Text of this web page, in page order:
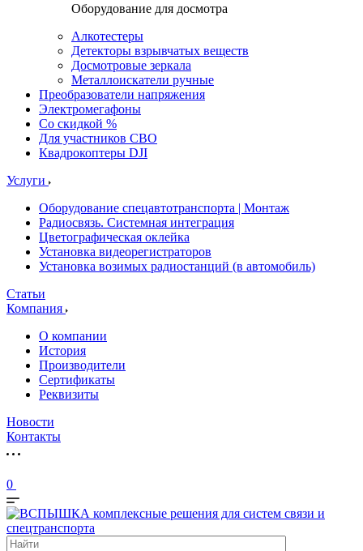
Оборудование для досмотра
Алкотестеры
Детекторы взрывчатых веществ
Досмотровые зеркала
Металлоискатели ручные
Преобразователи напряжения
Электромегафоны
Со скидкой %
Для участников СВО
Квадрокоптеры DJI
Услуги
Оборудование спецавтотранспорта | Монтаж
Радиосвязь. Системная интеграция
Цветографическая оклейка
Установка видеорегистраторов
Установка возимых радиостанций (в автомобиль)
Статьи
Компания
О компании
История
Производители
Сертификаты
Реквизиты
Новости
Контакты
0